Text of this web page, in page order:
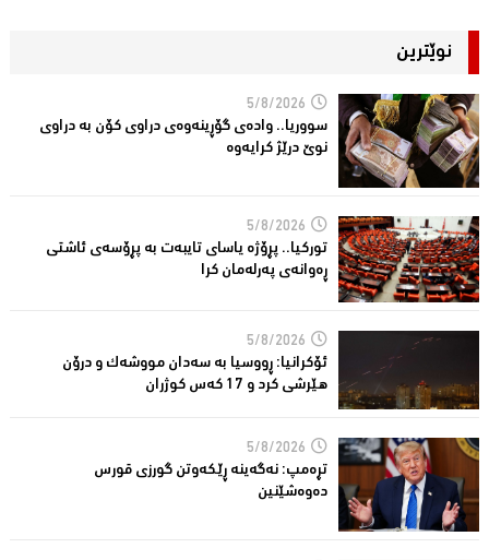
نوێترین
5/8/2026
سووریا.. واده‌ی گۆڕینه‌وه‌ی دراوی كۆن به‌ دراوی
نوێ درێژ كرایه‌وه‌
5/8/2026
توركیا.. پڕۆژه‌ یاسای تایبه‌ت به‌ پڕۆسه‌ی ئاشتی
ڕه‌وانه‌ی په‌رله‌مان كرا
5/8/2026
ئۆكرانیا: ڕووسیا به‌ سه‌دان مووشه‌ك و درۆن
هێرشی كرد و 17 كه‌س كوژران
5/8/2026
تڕه‌مپ: نه‌گه‌ینه‌ ڕێكه‌وتن گورزی قورس
ده‌وه‌شێنین